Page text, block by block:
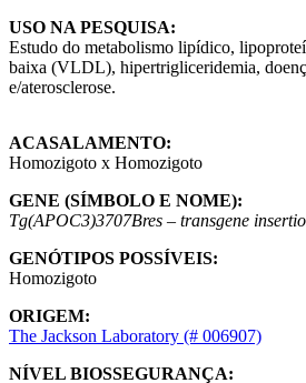
USO NA PESQUISA:
Estudo do metabolismo lipídico,
baixa (VLDL), hipertrigliceridemia,
e/aterosclerose.
ACASALAMENTO:
Homozigoto x Homozigoto
GENE (SÍMBOLO E NOME):
Tg(APOC3)3707Bres – transgene
GENÓTIPOS POSSÍVEIS:
Homozigoto
ORIGEM:
The Jackson Laboratory (# 006907)
NÍVEL BIOSSEGURANÇA: